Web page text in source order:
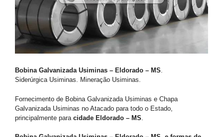
Bobina Galvanizada Usiminas – Eldorado – MS.
Siderúrgica Usiminas. Mineração Usiminas.
Fornecimento de Bobina Galvanizada Usiminas e Chapa
Galvanizada Usiminas no Atacado para todo o Estado,
principalmente para cidade Eldorado – MS